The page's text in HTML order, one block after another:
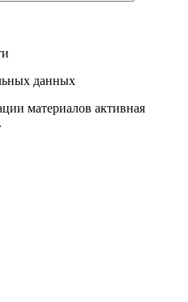
данных
материалов активная